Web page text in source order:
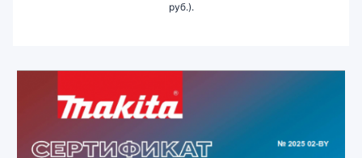
руб.).